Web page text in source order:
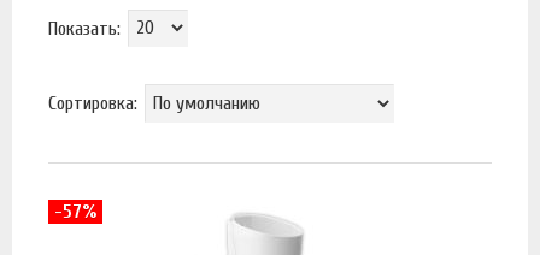
Показать:
Сортировка:
-57%